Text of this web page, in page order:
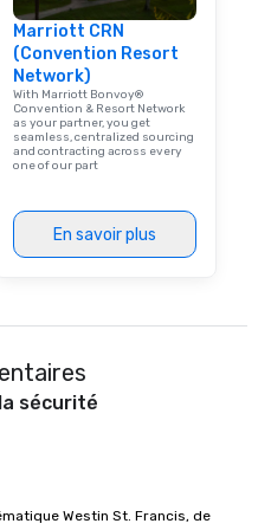
Marriott CRN
(Convention Resort
Network)
With Marriott Bonvoy®
Convention & Resort Network
as your partner, you get
seamless, centralized sourcing
and contracting across every
one of our part
En savoir plus
sécurité
Westin St. Francis, de